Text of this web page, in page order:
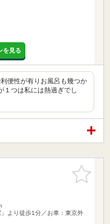
を見る
便性が有りお風呂も幾つか
１つは私には熱過ぎでし
お気に入
りに追加
より徒歩1分／お車：東京外